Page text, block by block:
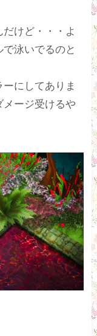
けど・・・よ
泳いでるのと
にしてありま
ージ受けるや